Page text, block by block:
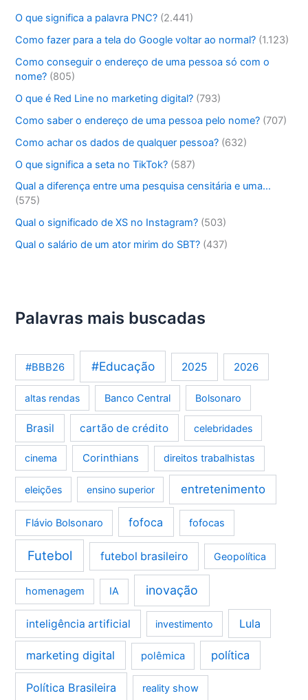
O que significa a palavra PNC? (2.441)
Como fazer para a tela do Google voltar ao normal? (1.123)
Como conseguir o endereço de uma pessoa só com o
nome? (805)
O que é Red Line no marketing digital? (793)
Como saber o endereço de uma pessoa pelo nome? (707)
Como achar os dados de qualquer pessoa? (632)
O que significa a seta no TikTok? (587)
Qual a diferença entre uma pesquisa censitária e uma…
(575)
Qual o significado de XS no Instagram? (503)
Qual o salário de um ator mirim do SBT? (437)
Palavras mais buscadas
#BBB26 #Educação 2025 2026
altas rendas Banco Central Bolsonaro
Brasil cartão de crédito celebridades
cinema Corinthians direitos trabalhistas
eleições ensino superior entretenimento
Flávio Bolsonaro fofoca fofocas
Futebol futebol brasileiro Geopolítica
homenagem IA inovação
inteligência artificial investimento Lula
marketing digital polêmica política
Política Brasileira reality show